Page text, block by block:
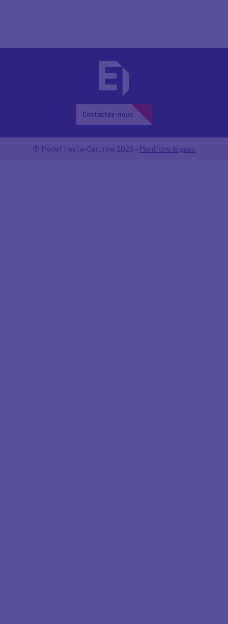
Contactez-nous
© Medef Haute-Garonne 2026 - Mentions légales